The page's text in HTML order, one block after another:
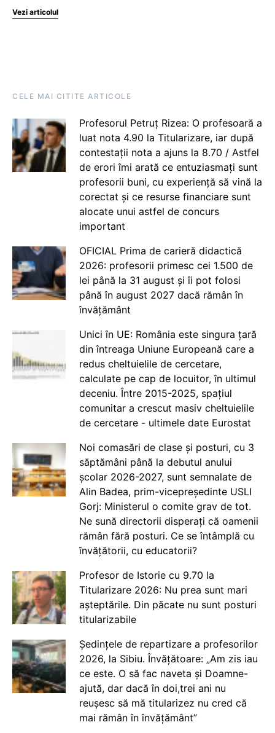
Vezi articolul
CELE MAI CITITE ARTICOLE
Profesorul Petruț Rizea: O profesoară a
luat nota 4.90 la Titularizare, iar după
contestații nota a ajuns la 8.70 / Astfel
de erori îmi arată ce entuziasmați sunt
profesorii buni, cu experiență să vină la
corectat și ce resurse financiare sunt
alocate unui astfel de concurs
important
OFICIAL Prima de carieră didactică
2026: profesorii primesc cei 1.500 de
lei până la 31 august și îi pot folosi
până în august 2027 dacă rămân în
învățământ
Unici în UE: România este singura țară
din întreaga Uniune Europeană care a
redus cheltuielile de cercetare,
calculate pe cap de locuitor, în ultimul
deceniu. Între 2015-2025, spațiul
comunitar a crescut masiv cheltuielile
de cercetare - ultimele date Eurostat
Noi comasări de clase și posturi, cu 3
săptămâni până la debutul anului
școlar 2026-2027, sunt semnalate de
Alin Badea, prim-vicepreședinte USLI
Gorj: Ministerul o comite grav de tot.
Ne sună directorii disperați că oamenii
rămân fără posturi. Ce se întâmplă cu
învățătorii, cu educatorii?
Profesor de Istorie cu 9.70 la
Titularizare 2026: Nu prea sunt mari
așteptările. Din păcate nu sunt posturi
titularizabile
Ședințele de repartizare a profesorilor
2026, la Sibiu. Învățătoare: „Am zis iau
ce este. O să fac naveta și Doamne-
ajută, dar dacă în doi,trei ani nu
reușesc să mă titularizez nu cred că
mai rămân în învățământ”